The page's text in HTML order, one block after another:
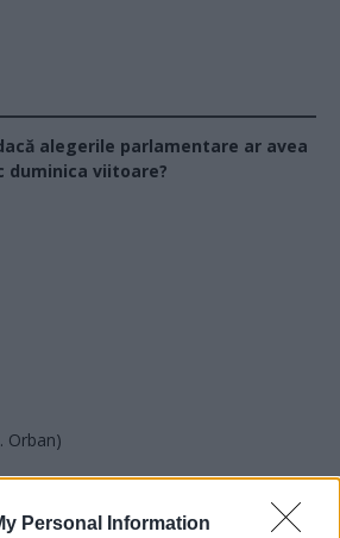
Personal Information
alegerile parlamentare ar avea
duminica viitoare?
Orban)